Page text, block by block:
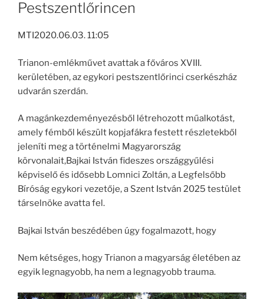
Pestszentlőrincen
MTI2020.06.03. 11:05
Trianon-emlékművet avattak a főváros XVIII.
kerületében, az egykori pestszentlőrinci cserkészház
udvarán szerdán.
A magánkezdeményezésből létrehozott műalkotást,
amely fémből készült kopjafákra festett részletekből
jeleníti meg a történelmi Magyarország
körvonalait,Bajkai István fideszes országgyűlési
képviselő és idősebb Lomnici Zoltán, a Legfelsőbb
Bíróság egykori vezetője, a Szent István 2025 testület
társelnöke avatta fel.
Bajkai István beszédében úgy fogalmazott, hogy
Nem kétséges, hogy Trianon a magyarság életében az
egyik legnagyobb, ha nem a legnagyobb trauma.